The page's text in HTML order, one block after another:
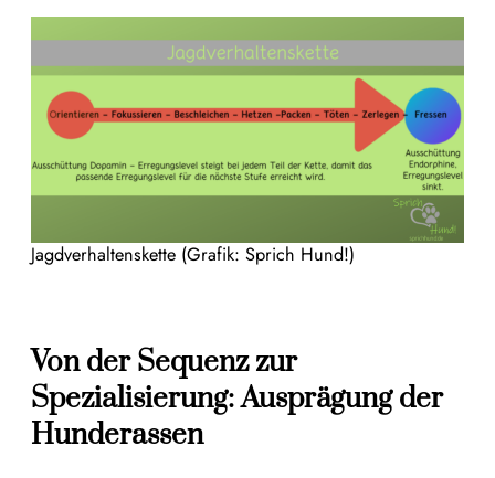
Jagdverhaltenskette (Grafik: Sprich Hund!)
Von der Sequenz zur
Spezialisierung: Ausprägung der
Hunderassen